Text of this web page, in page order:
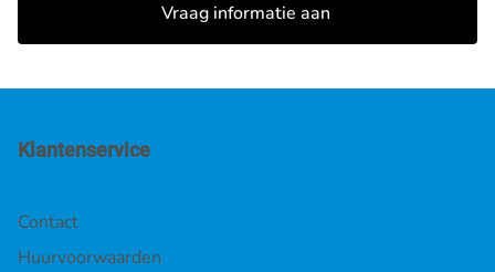
Vraag informatie aan
Klantenservice
Contact
Huurvoorwaarden